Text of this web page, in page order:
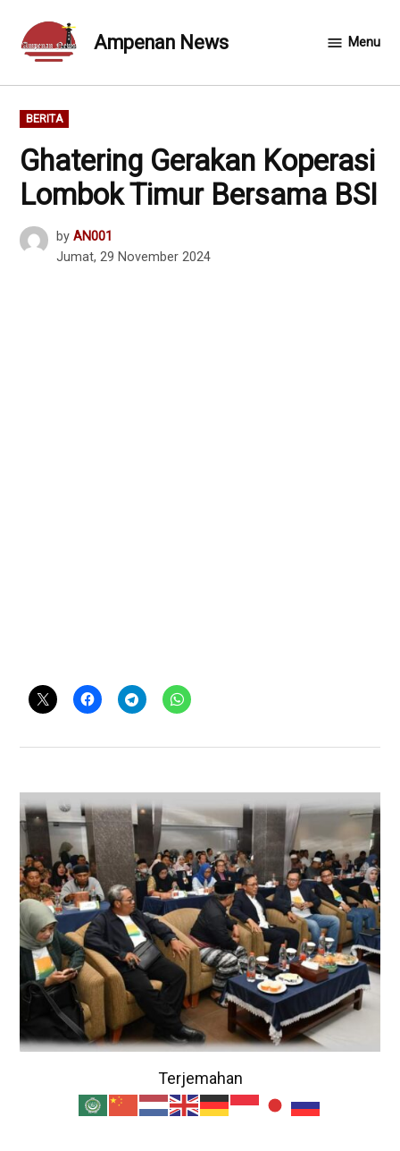
content
Ampenan News Menu
POSTED
IN
BERITA
Ghatering Gerakan Koperasi
Lombok Timur Bersama BSI
by AN001
Jumat, 29 November 2024
Terjemahan